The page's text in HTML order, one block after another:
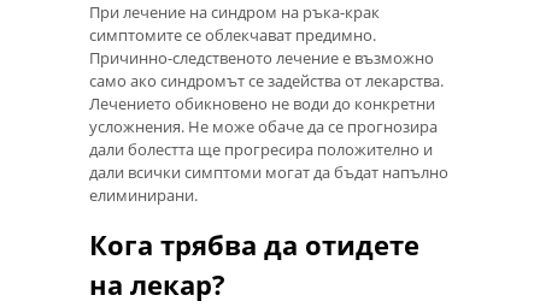
При лечение на синдром на ръка-крак
симптомите се облекчават предимно.
Причинно-следственото лечение е възможно
само ако синдромът се задейства от лекарства.
Лечението обикновено не води до конкретни
усложнения. Не може обаче да се прогнозира
дали болестта ще прогресира положително и
дали всички симптоми могат да бъдат напълно
елиминирани.
Кога трябва да отидете
на лекар?